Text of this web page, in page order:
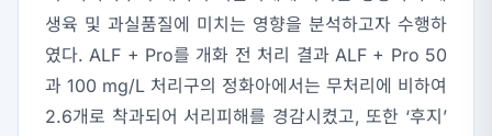
생육 및 과실품질에 미치는 영향을 분석하고자 수행하
였다. ALF + Pro를 개화 전 처리 결과 ALF + Pro 50
과 100 mg/L 처리구의 정화아에서는 무처리에 비하여
2.6개로 착과되어 서리피해를 경감시켰고, 또한 ‘후지’